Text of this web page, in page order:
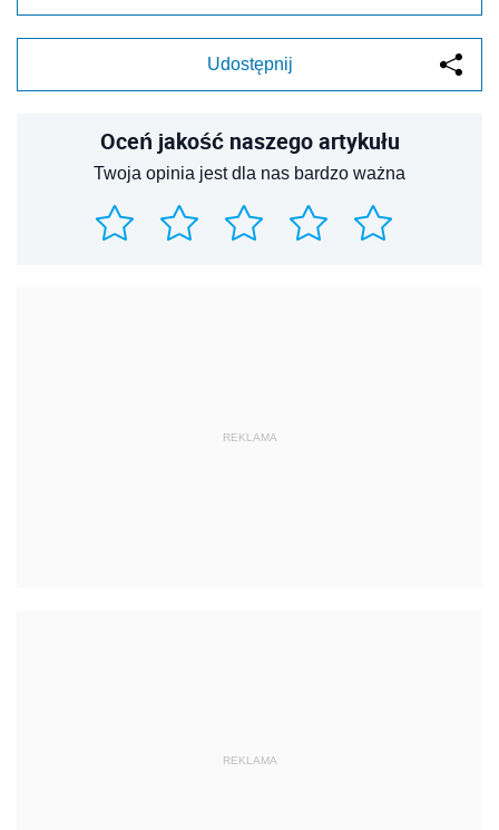
Udostępnij
Oceń jakość naszego artykułu
Twoja opinia jest dla nas bardzo ważna
REKLAMA
REKLAMA